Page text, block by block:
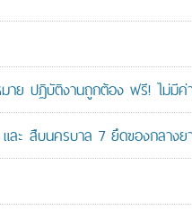
ปฏิบัติงานถูกต้อง ฟรี! ไม่มีค่า
ะ สืบนครบาล 7 ยึดของกลางย